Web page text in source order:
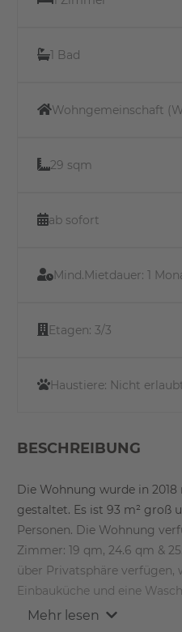
1 Bad
Wohngemeinschaft
29 sqm
ab sofort
Mind.Mietdauer: 1
Etagen: 3/3
Haustiere: Nicht
BESCHREIBUNG
Die Wohnung wurde in
gestaltet. Es ist 93 m² groß
Personen. Die Wohnung
Zimmer: 19 qm, 24.6 qm &
über Privatsphäre verfügen,
Einbauküche und eine
Der Bodenbelag ist aus
Mehr lesen